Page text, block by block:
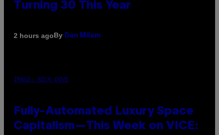
Turning 30 This Year
2 hours agoBy Dan Milam
IMAGE: NICK DOVE
Fully-Automated Luxury Space
Capitalism—This Week on VICE: